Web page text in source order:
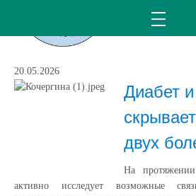
20.05.2026
Диабет
двух
На
активно исследует возможные